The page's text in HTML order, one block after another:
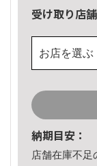
受け取り店舗
お店を選ぶ
納期目安：
店舗在庫不足